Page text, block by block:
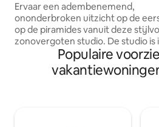
Ervaar een adembenemend,
ononderbroken uitzicht op de
op de piramides vanuit deze
zonovergoten studio. De studio is ideaal
gelegen direct aan de hoofdweg
gemakkelijke toegang en bevindt
direct naast het Grote Egyptische
Populaire